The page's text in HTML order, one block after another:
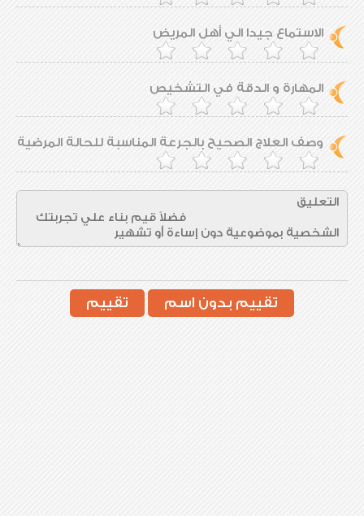
الاستماع جيدا الي أهل المريض
المهارة و الدقة في التشخيص
وصف العلاج الصحيح بالجرعة المناسبة للحالة المرضية
تقييم بدون اسم تقييم